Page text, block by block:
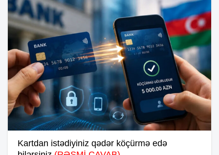
Kartdan istədiyiniz qədər köçürmə edə